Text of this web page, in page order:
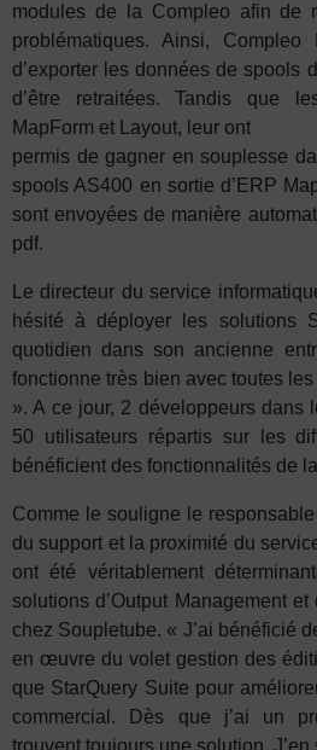
modules de la Compleo afin de
problématiques. Ainsi,
d’exporter les données de spools
d’être retraitées. Tandis que
MapForm et Layout, leur ont
permis de gagner en souplesse
spools AS400 en sortie d’ERP
sont envoyées de manière
pdf.
Le directeur du service
hésité à déployer les solutions
quotidien dans son ancienne
fonctionne très bien avec toutes
». A ce jour, 2 développeurs dans
50 utilisateurs répartis sur les
bénéficient des fonctionnalités de
Comme le souligne le
du support et la proximité du
ont été véritablement
solutions d’Output Management
chez Soupletube. « J’ai bénéficié
en œuvre du volet gestion des
que StarQuery Suite pour
commercial. Dès que j’ai un
trouvent toujours une solution. J’en